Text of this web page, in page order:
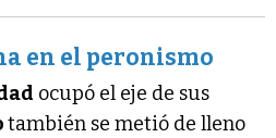
en el peronismo
ocupó el eje de sus
también se metió de lleno